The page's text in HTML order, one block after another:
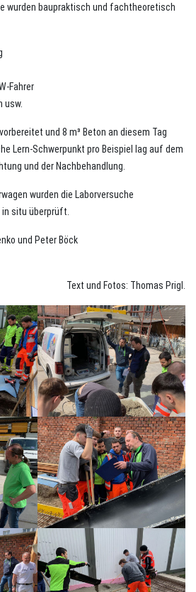
wurden baupraktisch und fachtheoretisch
Fahrer
usw.
und 8 m³ Beton an diesem Tag
Lern-Schwerpunkt pro Beispiel lag auf dem
und der Nachbehandlung.
wurden die Laborversuche
in situ überprüft.
und Peter Böck
Text und Fotos: Thomas Prigl.